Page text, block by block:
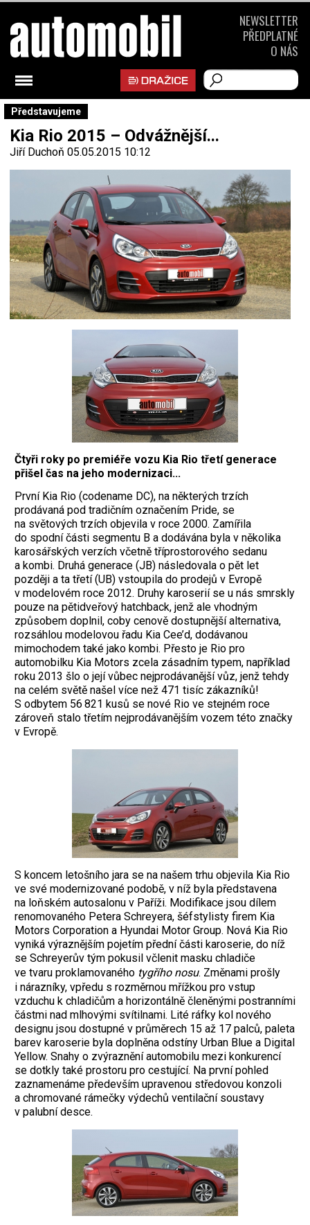
Představujeme
Kia Rio 2015 – Odvážnější...
Jiří Duchoň 05.05.2015 10:12
Čtyři roky po premiéře vozu Kia Rio třetí generace
přišel čas na jeho modernizaci...
První Kia Rio (codename DC), na některých trzích
prodávaná pod tradičním označením Pride, se
na světových trzích objevila v roce 2000. Zamířila
do spodní části segmentu B a dodávána byla v několika
karosářských verzích včetně tříprostorového sedanu
a kombi. Druhá generace (JB) následovala o pět let
později a ta třetí (UB) vstoupila do prodejů v Evropě
v modelovém roce 2012. Druhy karoserií se u nás smrskly
pouze na pětidveřový hatchback, jenž ale vhodným
způsobem doplnil, coby cenově dostupnější alternativa,
rozsáhlou modelovou řadu Kia Cee’d, dodávanou
mimochodem také jako kombi. Přesto je Rio pro
automobilku Kia Motors zcela zásadním typem, například
roku 2013 šlo o její vůbec nejprodávanější vůz, jenž tehdy
na celém světě našel více než 471 tisíc zákazníků!
S odbytem 56 821 kusů se nové Rio ve stejném roce
zároveň stalo třetím nejprodávanějším vozem této značky
v Evropě.
S koncem letošního jara se na našem trhu objevila Kia Rio
ve své modernizované podobě, v níž byla představena
na loňském autosalonu v Paříži. Modifikace jsou dílem
renomovaného Petera Schreyera, šéfstylisty firem Kia
Motors Corporation a Hyundai Motor Group. Nová Kia Rio
vyniká výraznějším pojetím přední části karoserie, do níž
se Schreyerův tým pokusil včlenit masku chladiče
ve tvaru proklamovaného tygřího nosu. Změnami prošly
i nárazníky, vpředu s rozměrnou mřížkou pro vstup
vzduchu k chladičům a horizontálně členěnými postranními
částmi nad mlhovými svítilnami. Lité ráfky kol nového
designu jsou dostupné v průměrech 15 až 17 palců, paleta
barev karoserie byla doplněna odstíny Urban Blue a Digital
Yellow. Snahy o zvýraznění automobilu mezi konkurencí
se dotkly také prostoru pro cestující. Na první pohled
zaznamenáme především upravenou středovou konzoli
a chromované rámečky výdechů ventilační soustavy
v palubní desce.
NEWSLETTER
PŘEDPLATNÉ
O NÁS